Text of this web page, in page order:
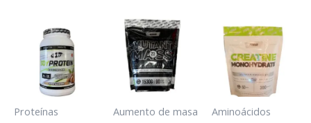
Proteínas Aumento de masa Aminoácidos